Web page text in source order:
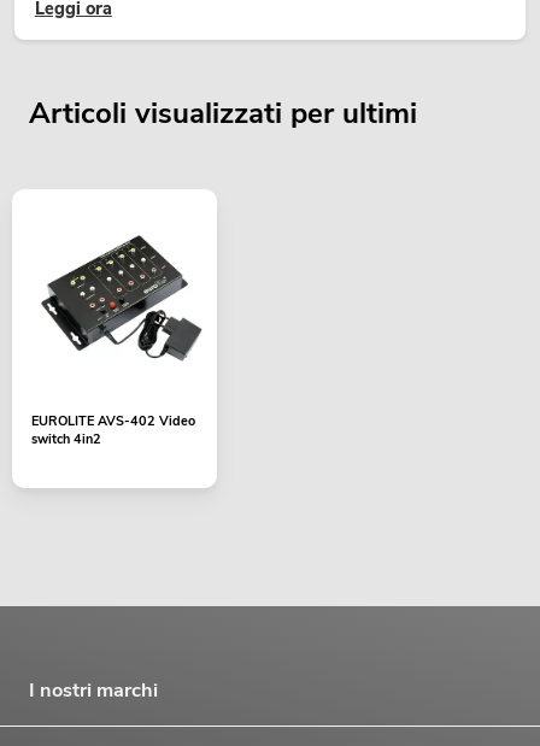
Leggi ora
Articoli visualizzati per ultimi
EUROLITE AVS-402 Video
switch 4in2
I nostri marchi